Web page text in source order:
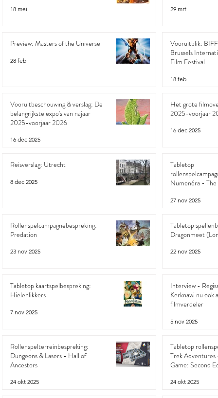
18 mei 29 mrt
Preview: Masters of the Universe
28 feb
Vooruitblik:
Brussels
Film Festival
18 feb
Vooruitbeschouwing & verslag: De
belangrijkste expo's van najaar
2025-voorjaar 2026
16 dec 2025
Het grote
2025-voorjaar
16 dec 2025
Reisverslag: Utrecht
8 dec 2025
Tabletop
Numenéra -
27 nov 2025
Rollenspelcampagnebespreking:
Predation
23 nov 2025
Tabletop
Dragonmeet
22 nov 2025
Tabletop kaartspelbespreking:
Hielenlikkers
7 nov 2025
Interview -
Kerknawi nu ook
filmverdeler
5 nov 2025
Rollenspelterreinbespreking:
Dungeons & Lasers - Hall of
Ancestors
24 okt 2025
Tabletop
Trek Adventures
Game: Second
24 okt 2025